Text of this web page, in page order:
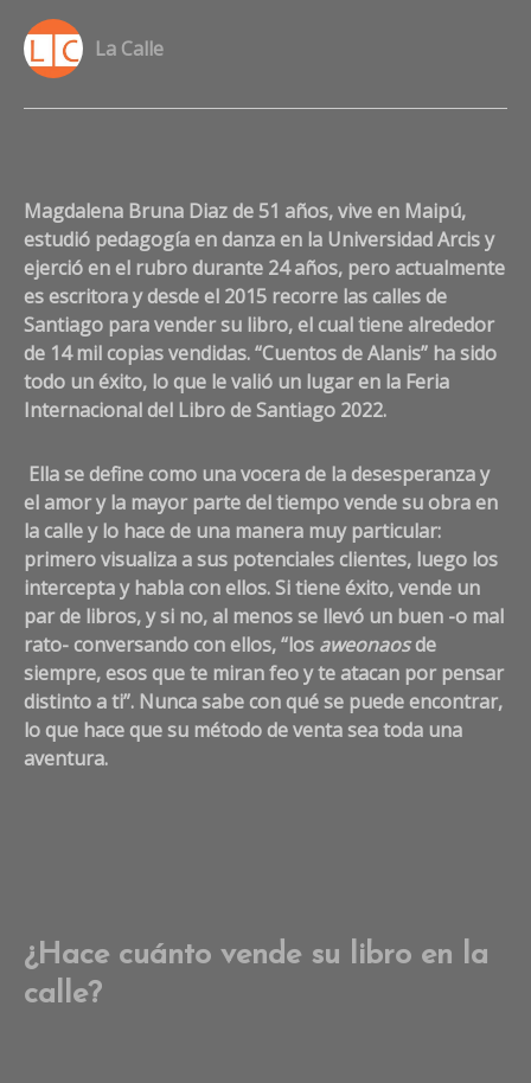
La Calle
Magdalena Bruna Diaz de 51 años, vive en Maipú,
estudió pedagogía en danza en la Universidad Arcis y
ejerció en el rubro durante 24 años, pero actualmente
es escritora y desde el 2015 recorre las calles de
Santiago para vender su libro, el cual tiene alrededor
de 14 mil copias vendidas. “Cuentos de Alanis” ha sido
todo un éxito, lo que le valió un lugar en la Feria
Internacional del Libro de Santiago 2022.
Ella se define como una vocera de la desesperanza y
el amor y la mayor parte del tiempo vende su obra en
la calle y lo hace de una manera muy particular:
primero visualiza a sus potenciales clientes, luego los
intercepta y habla con ellos. Si tiene éxito, vende un
par de libros, y si no, al menos se llevó un buen -o mal
rato- conversando con ellos,“los aweonaosde
siempre, esos que te miran feo y te atacan por pensar
distinto a ti”. Nunca sabe con qué se puede encontrar,
lo que hace que su método de venta sea toda una
aventura.
¿Hace cuánto vende su libro en la
calle?